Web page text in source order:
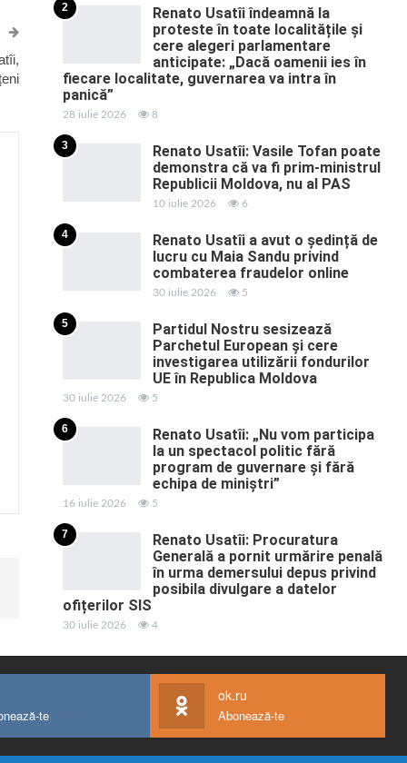
2
Renato Usatîi îndeamnă la
proteste în toate localitățile și
cere alegeri parlamentare
anticipate: „Dacă oamenii ies în
fiecare localitate, guvernarea va intra în
panică”
28 iulie 2026 8
3
Renato Usatîi: Vasile Tofan poate
demonstra că va fi prim-ministrul
Republicii Moldova, nu al PAS
10 iulie 2026 6
4
Renato Usatîi a avut o ședință de
lucru cu Maia Sandu privind
combaterea fraudelor online
30 iulie 2026 5
5
Partidul Nostru sesizează
Parchetul European și cere
investigarea utilizării fondurilor
UE în Republica Moldova
30 iulie 2026 5
6
Renato Usatîi: „Nu vom participa
la un spectacol politic fără
program de guvernare și fără
echipa de miniștri”
16 iulie 2026 5
7
Renato Usatîi: Procuratura
Generală a pornit urmărire penală
în urma demersului depus privind
posibila divulgare a datelor
ofițerilor SIS
30 iulie 2026 4
te
ok.ru
Abonează-te